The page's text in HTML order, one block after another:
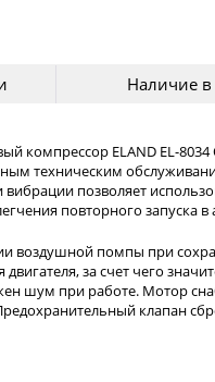
Наличие в
ELAND EL-8034
техническим
позволяет
повторного запуска
воздушной помпы при
за счет чего
шум при работе. Мотор
клапан